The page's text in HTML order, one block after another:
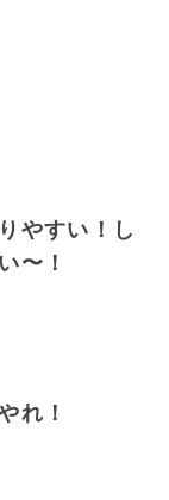
やすい！し
〜！
れ！